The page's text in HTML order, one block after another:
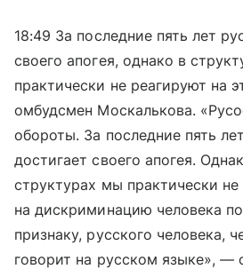
18:49 За последние пять лет
своего апогея, однако в
практически не реагируют на
омбудсмен Москалькова.
обороты. За последние пять
достигает своего апогея.
структурах мы практически
на дискриминацию человека
признаку, русского человека,
говорит на русском языке», —